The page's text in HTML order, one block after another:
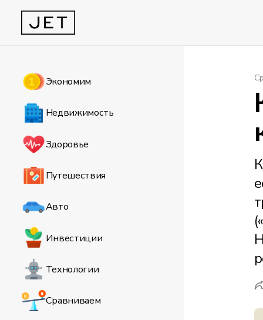
Экономим
Недвижимость
Здоровье
Путешествия
Авто
Инвестиции
Технологии
Сравниваем